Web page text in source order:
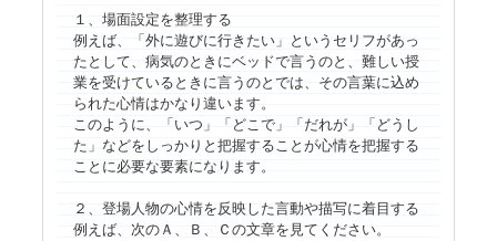
１、場面設定を整理する
例えば、「外に遊びに行きたい」というセリフがあっ
たとして、病気のときにベッドで言うのと、難しい授
業を受けているときに言うのとでは、その言葉に込め
られた心情はかなり違います。
このように、「いつ」「どこで」「だれが」「どうし
た」などをしっかりと把握することが心情を把握する
ことに必要な要素になります。
２、登場人物の心情を反映した言動や描写に着目する
例えば、次のＡ、Ｂ、Ｃの文章を見てください。